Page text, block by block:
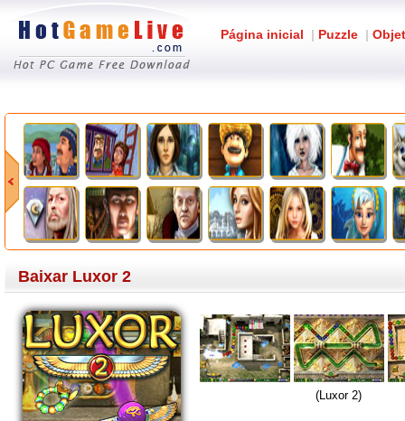
Página inicial | Puzzle |
Baixar Luxor 2
(Luxor 2)